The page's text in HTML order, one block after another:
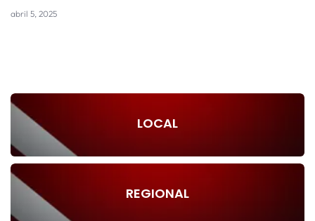
abril 5, 2025
LOCAL
REGIONAL